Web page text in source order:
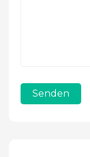
Senden